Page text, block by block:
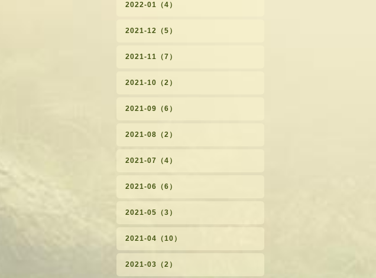
2022-01（4）
2021-12（5）
2021-11（7）
2021-10（2）
2021-09（6）
2021-08（2）
2021-07（4）
2021-06（6）
2021-05（3）
2021-04（10）
2021-03（2）